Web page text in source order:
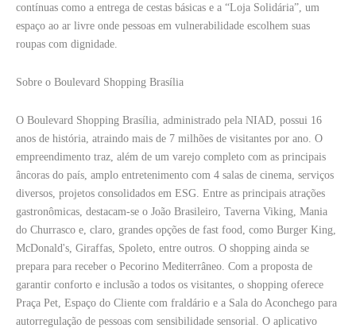
contínuas como a entrega de cestas básicas e a “Loja Solidária”, um
espaço ao ar livre onde pessoas em vulnerabilidade escolhem suas
roupas com dignidade.
Sobre o Boulevard Shopping Brasília
O Boulevard Shopping Brasília, administrado pela NIAD, possui 16
anos de história, atraindo mais de 7 milhões de visitantes por ano. O
empreendimento traz, além de um varejo completo com as principais
âncoras do país, amplo entretenimento com 4 salas de cinema, serviços
diversos, projetos consolidados em ESG. Entre as principais atrações
gastronômicas, destacam-se o João Brasileiro, Taverna Viking, Mania
do Churrasco e, claro, grandes opções de fast food, como Burger King,
McDonald's, Giraffas, Spoleto, entre outros. O shopping ainda se
prepara para receber o Pecorino Mediterrâneo. Com a proposta de
garantir conforto e inclusão a todos os visitantes, o shopping oferece
Praça Pet, Espaço do Cliente com fraldário e a Sala do Aconchego para
autorregulação de pessoas com sensibilidade sensorial. O aplicativo